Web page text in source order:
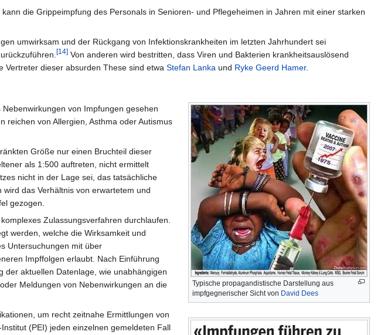
die Grippeimpfung des Personals in Senioren- und Pflegeheimen in Jahren mit einer starken
umwirksam und der Rückgang von Infektionskrankheiten im letzten Jahrhundert sei
[14] Von anderen wird bestritten, dass Viren und Bakterien krankheitsauslösend
Vertreter dieser absurden These sind etwa Stefan Lanka und Ryke Geerd Hamer.
Typische propagandistische Darstellung aus
impfgegnerischer Sicht von David Dees
von Impfungen gesehen
reichen von Allergien, Asthma oder Autismus
Größe nur einen Bruchteil dieser
als 1:500 auftreten, nicht ermittelt
nicht in der Lage sei, das tatsächliche
das Verhältnis von erwartetem und
gezogen.
Zulassungsverfahren durchlaufen.
werden, welche die Wirksamkeit und
Untersuchungen mit über
Impffolgen erlaubt. Nach Einführung
aktuellen Datenlage, wie unabhängigen
Meldungen von Nebenwirkungen an die
um recht zeitnahe Ermittlungen von
(PEI) jeden einzelnen gemeldeten Fall